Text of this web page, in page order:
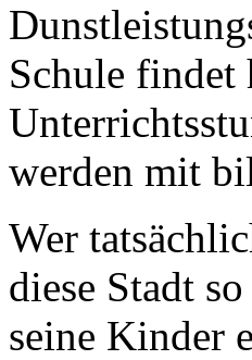
Schule findet
werden mit
Wer
diese Stadt
seine Kinder